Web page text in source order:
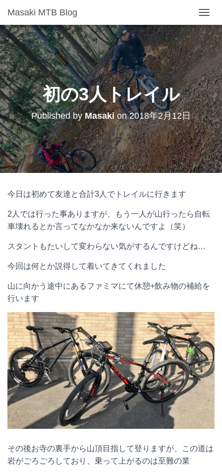
Masaki MTB Blog
O
G
G
L
E
N
A
V
I
G
A
T
I
O
N
初の3人トレイル
Published byMasakion2018年2月12日
今日は初めて友達と合計3人でトレイルに行きます
2人では行った事ありますが、もう一人が山行ったら自転
車壊れるとか言ってなかなか来ないんですよ（笑）
スタントもたいして変わらない気がするんですけどね…
今回は何とか説得して着いてきてくれました
山に向かう途中にあるファミマにて休憩+飲み物の補給を
行います
その後お寺の裏手から山頂目指して登りますが、この道は
岩がごろごろしており、乗って上がるのは至難の業